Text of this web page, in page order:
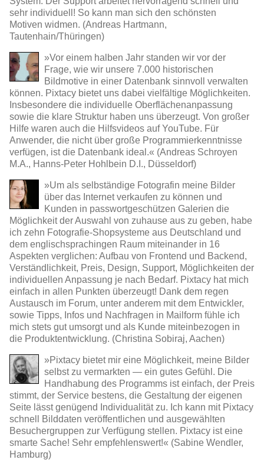
sehr individuell! So kann man sich den schönsten
Motiven widmen. (Andreas Hartmann,
Tautenhain/Thüringen)
»Vor einem halben Jahr standen wir vor der
Frage, wie wir unsere 7.000 historischen
Bildmotive in einer Datenbank sinnvoll verwalten
können. Pixtacy bietet uns dabei vielfältige Möglichkeiten.
Insbesondere die individuelle Oberflächenanpassung
sowie die klare Struktur haben uns überzeugt. Von großer
Hilfe waren auch die Hilfsvideos auf YouTube. Für
Anwender, die nicht über große Programmierkenntnisse
verfügen, ist die Datenbank ideal.« (Andreas Schroyen
M.A., Hanns-Peter Hohlbein D.I., Düsseldorf)
»Um als selbständige Fotografin meine Bilder
über das Internet verkaufen zu können und
Kunden in passwortgeschützen Galerien die
Möglichkeit der Auswahl von zuhause aus zu geben, habe
ich zehn Fotografie-Shopsysteme aus Deutschland und
dem englischsprachingen Raum miteinander in 16
Aspekten verglichen: Aufbau von Frontend und Backend,
Verständlichkeit, Preis, Design, Support, Möglichkeiten der
individuellen Anpassung je nach Bedarf. Pixtacy hat mich
einfach in allen Punkten überzeugt! Dank dem regen
Austausch im Forum, unter anderem mit dem Entwickler,
sowie Tipps, Infos und Nachfragen in Mailform fühle ich
mich stets gut umsorgt und als Kunde miteinbezogen in
die Produktentwicklung. (Christina Sobiraj, Aachen)
»Pixtacy bietet mir eine Möglichkeit, meine Bilder
selbst zu vermarkten — ein gutes Gefühl. Die
Handhabung des Programms ist einfach, der Preis
stimmt, der Service bestens, die Gestaltung der eigenen
Seite lässt genügend Individualität zu. Ich kann mit Pixtacy
schnell Bilddaten veröffentlichen und ausgewählten
Besuchergruppen zur Verfügung stellen. Pixtacy ist eine
smarte Sache! Sehr empfehlenswert!« (Sabine Wendler,
Hamburg)